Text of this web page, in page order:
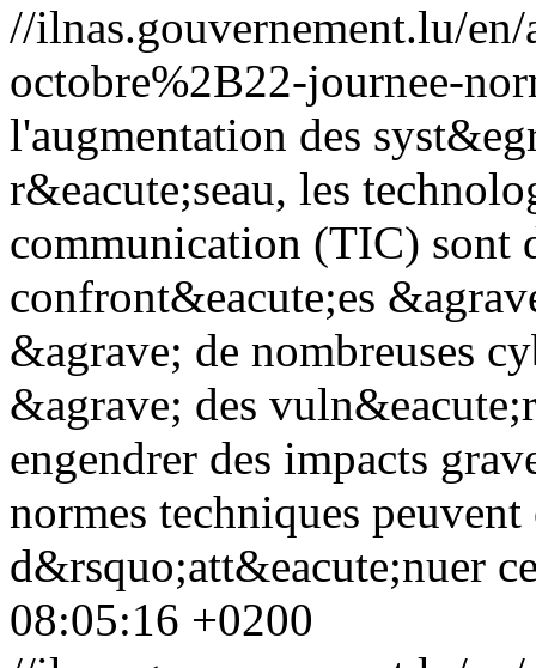
//ilnas.gouvernement.lu/
octobre%2B22-journee-
l'augmentation des
r&eacute;seau, les
communication (TIC) sont
confront&eacute;es
&agrave; de nombreuses
&agrave; des
engendrer des impacts
normes techniques
d&rsquo;att&eacute;nuer
08:05:16 +0200